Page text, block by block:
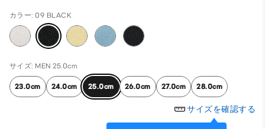
カラー: 09 BLACK
サイズ: MEN 25.0cm
23.0cm 24.0cm 25.0cm 26.0cm 27.0cm 28.0cm
サイズを確認する